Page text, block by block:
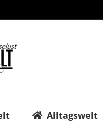
Alltagswelt